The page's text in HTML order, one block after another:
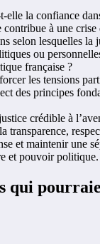
elle la confiance
à une
selon lesquelles la
ou
française ?
les tensions
des principes
crédible à
transparence,
et maintenir une
et pouvoir politique.
qui